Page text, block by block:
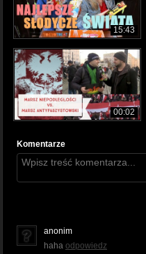
15:43
00:02
Komentarze
anonim
haha odpowiedz